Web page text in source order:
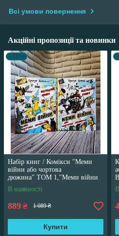
Всі умови повернення
Акційні пропозиції та новинки
–18%
Набір книг / Комікси "Меми
війни або чортова
дюжина" ТОМ 1,"Меми війни
або чортова дюжина" ТОМ 2
В наявності
889 ₴ 1 089 ₴
Купити